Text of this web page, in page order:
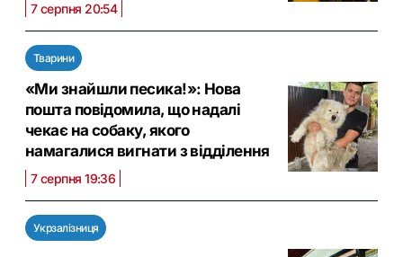
7 серпня 20:54
Тварини
«Ми знайшли песика!»: Нова
пошта повідомила, що надалі
чекає на собаку, якого
намагалися вигнати з відділення
7 серпня 19:36
Укрзалізниця